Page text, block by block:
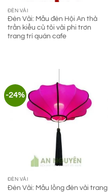
ĐÈN VẢI
Đèn Vải: Mẫu đèn Hội An thả
trần kiểu củ tỏi vải phi trơn
trang trí quán cafe
-24%
ĐÈN VẢI
Đèn Vải: Mẫu lồng đèn vải trang